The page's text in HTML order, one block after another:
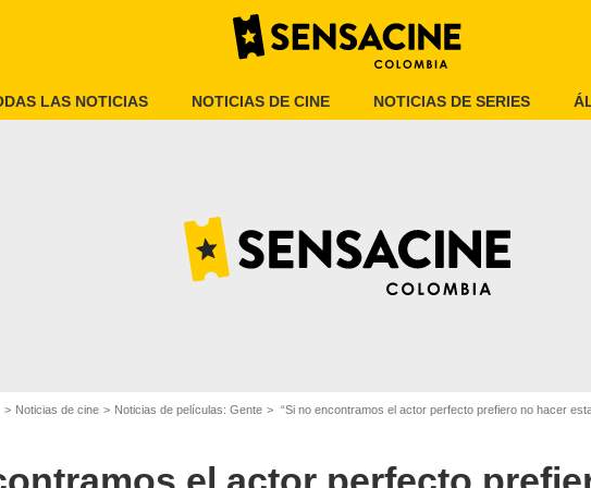
LAS NOTICIAS NOTICIAS DE CINE NOTICIAS DE SERIES
Noticias de cine Noticias de películas: Gente “Si no encontramos el actor perfecto prefiero no hacer esta película”: esto dijo uno de los